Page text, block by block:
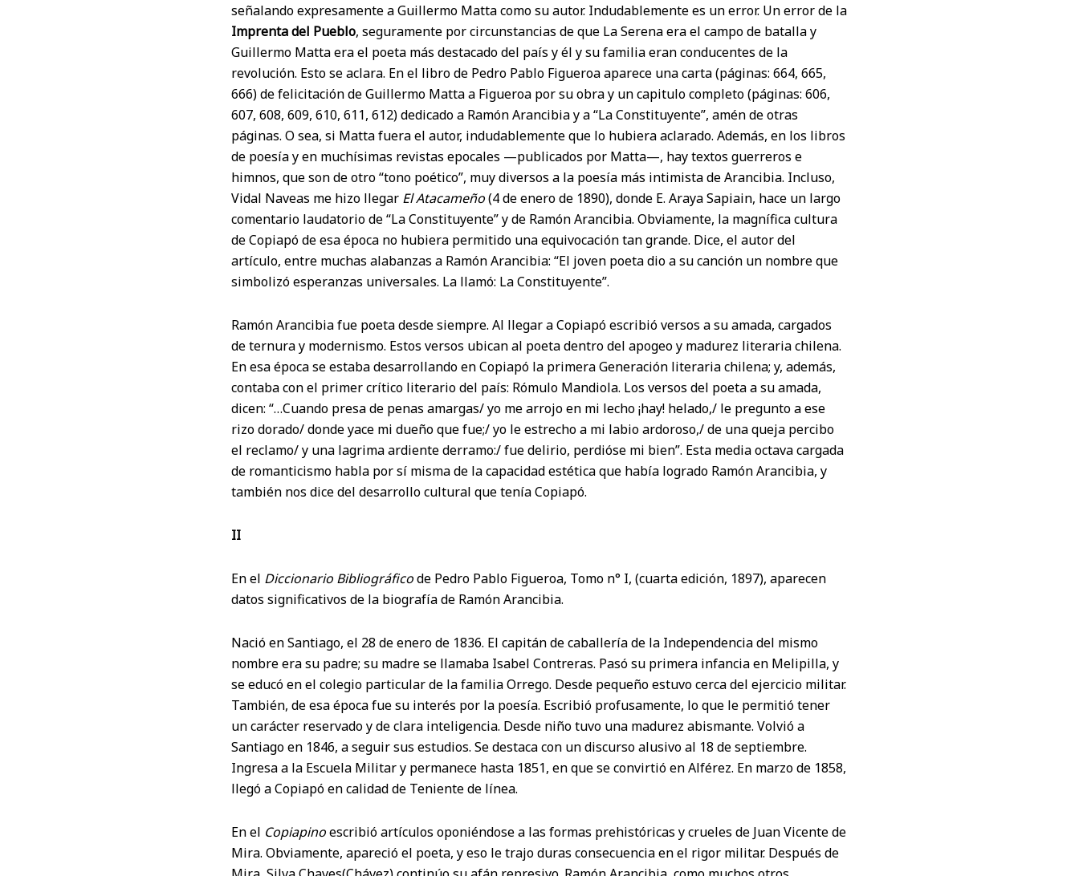
señalando expresamente a Guillermo Matta como su autor. Indudablemente es un error. Un error de la
Imprenta del Pueblo, seguramente por circunstancias de que La Serena era el campo de batalla y
Guillermo Matta era el poeta más destacado del país y él y su familia eran conducentes de la
revolución. Esto se aclara. En el libro de Pedro Pablo Figueroa aparece una carta (páginas: 664, 665,
666) de felicitación de Guillermo Matta a Figueroa por su obra y un capitulo completo (páginas: 606,
607, 608, 609, 610, 611, 612) dedicado a Ramón Arancibia y a “La Constituyente”, amén de otras
páginas. O sea, si Matta fuera el autor, indudablemente que lo hubiera aclarado. Además, en los libros
de poesía y en muchísimas revistas epocales —publicados por Matta—, hay textos guerreros e
himnos, que son de otro “tono poético”, muy diversos a la poesía más intimista de Arancibia. Incluso,
Vidal Naveas me hizo llegar El Atacameño(4 de enero de 1890), donde E. Araya Sapiain, hace un largo
comentario laudatorio de “La Constituyente” y de Ramón Arancibia. Obviamente, la magnífica cultura
de Copiapó de esa época no hubiera permitido una equivocación tan grande. Dice, el autor del
artículo, entre muchas alabanzas a Ramón Arancibia: “El joven poeta dio a su canción un nombre que
simbolizó esperanzas universales. La llamó: La Constituyente”.
Ramón Arancibia fue poeta desde siempre. Al llegar a Copiapó escribió versos a su amada, cargados
de ternura y modernismo. Estos versos ubican al poeta dentro del apogeo y madurez literaria chilena.
En esa época se estaba desarrollando en Copiapó la primera Generación literaria chilena; y, además,
contaba con el primer crítico literario del país: Rómulo Mandiola. Los versos del poeta a su amada,
dicen: “…Cuando presa de penas amargas/ yo me arrojo en mi lecho ¡hay! helado,/ le pregunto a ese
rizo dorado/ donde yace mi dueño que fue;/ yo le estrecho a mi labio ardoroso,/ de una queja percibo
el reclamo/ y una lagrima ardiente derramo:/ fue delirio, perdióse mi bien”. Esta media octava cargada
de romanticismo habla por sí misma de la capacidad estética que había logrado Ramón Arancibia, y
también nos dice del desarrollo cultural que tenía Copiapó.
II
En el Diccionario Bibliográficode Pedro Pablo Figueroa, Tomo n° I, (cuarta edición, 1897), aparecen
datos significativos de la biografía de Ramón Arancibia.
Nació en Santiago, el 28 de enero de 1836. El capitán de caballería de la Independencia del mismo
nombre era su padre; su madre se llamaba Isabel Contreras. Pasó su primera infancia en Melipilla, y
se educó en el colegio particular de la familia Orrego. Desde pequeño estuvo cerca del ejercicio militar.
También, de esa época fue su interés por la poesía. Escribió profusamente, lo que le permitió tener
un carácter reservado y de clara inteligencia. Desde niño tuvo una madurez abismante. Volvió a
Santiago en 1846, a seguir sus estudios. Se destaca con un discurso alusivo al 18 de septiembre.
Ingresa a la Escuela Militar y permanece hasta 1851, en que se convirtió en Alférez. En marzo de 1858,
llegó a Copiapó en calidad de Teniente de línea.
En el Copiapinoescribió artículos oponiéndose a las formas prehistóricas y crueles de Juan Vicente de
Mira. Obviamente, apareció el poeta, y eso le trajo duras consecuencia en el rigor militar. Después de